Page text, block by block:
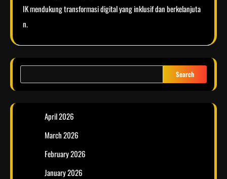
IK mendukung transformasi digital yang inklusif dan berkelanjuta
n.
Search
April 2026
March 2026
February 2026
January 2026